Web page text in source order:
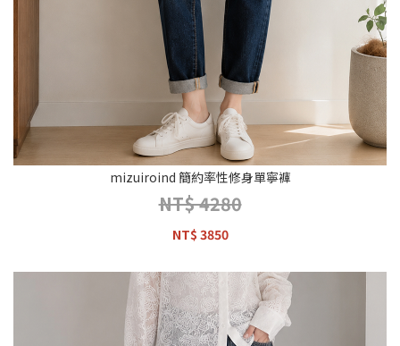
mizuiroind 簡約率性修身單寧褲
NT$ 4280
NT$ 3850